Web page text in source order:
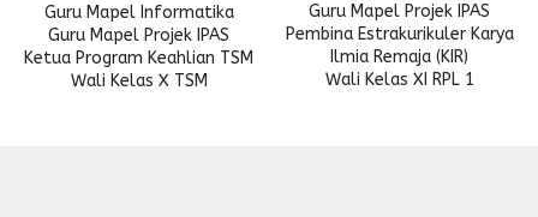
Guru Mapel Informatika
Guru Mapel Projek IPAS
Ketua Program Keahlian TSM
Wali Kelas X TSM
Guru Mapel Projek IPAS
Pembina Estrakurikuler Karya
Ilmia Remaja (KIR)
Wali Kelas XI RPL 1